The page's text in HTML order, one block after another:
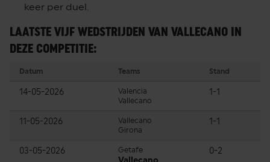
keer per duel.
LAATSTE VIJF WEDSTRIJDEN VAN VALLECANO IN
DEZE COMPETITIE:
Datum Teams Stand
14-05-2026
Valencia
Vallecano
1-1
11-05-2026
Vallecano
Girona
1-1
03-05-2026 Getafe
Vallecano
0-2